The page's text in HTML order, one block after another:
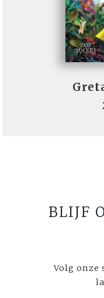
BLIJF
Volg onze